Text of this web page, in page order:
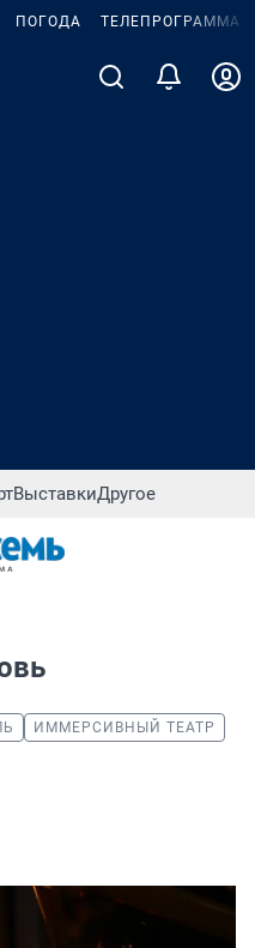
ПОГОДА ТЕЛЕПРОГРАММА
ВыставкиДругое
ИММЕРСИВНЫЙ ТЕАТР